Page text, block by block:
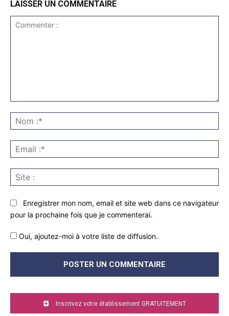
LAISSER UN COMMENTAIRE
:*
:*
:
Enregistrer mon nom, email et site web dans ce navigateur
pour la prochaine fois que je commenterai.
Oui, ajoutez-moi à votre liste de diffusion.
Inscrivez votre établissement GRATUITEMENT